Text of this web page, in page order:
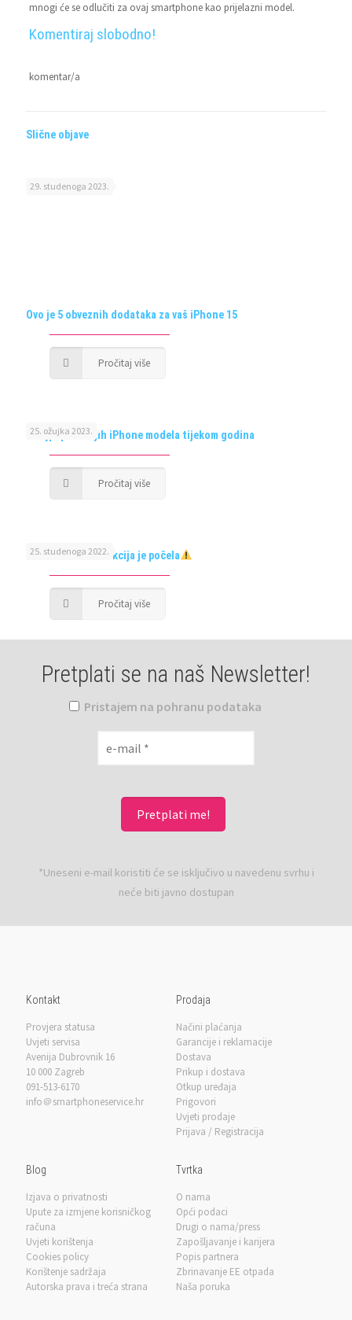
mnogi će se odlučiti za ovaj smartphone kao prijelazni model.
Komentiraj slobodno!
komentar/a
Slične objave
29. studenoga 2023.
Ovo je 5 obveznih dodataka za vaš iPhone 15
Pročitaj više
25. ožujka 2023.
5 najpopularnijih iPhone modela tijekom godina
Pročitaj više
25. studenoga 2022.
BLACK FRIDAY akcija je počela
Pročitaj više
Pretplati se na naš Newsletter!
Pristajem na pohranu podataka
*Uneseni e-mail koristiti će se isključivo u navedenu svrhu i
neće biti javno dostupan
Kontakt
Provjera statusa
Uvjeti servisa
Avenija Dubrovnik 16
10 000 Zagreb
091-513-6170
info＠smartphoneservice.hr
Prodaja
Načini plaćanja
Garancije i reklamacije
Dostava
Prikup i dostava
Otkup uređaja
Prigovori
Uvjeti prodaje
Prijava / Registracija
Blog
Izjava o privatnosti
Upute za izmjene korisničkog
računa
Uvjeti korištenja
Cookies policy
Korištenje sadržaja
Autorska prava i treća strana
Tvrtka
O nama
Opći podaci
Drugi o nama/press
Zapošljavanje i karijera
Popis partnera
Zbrinavanje EE otpada
Naša poruka